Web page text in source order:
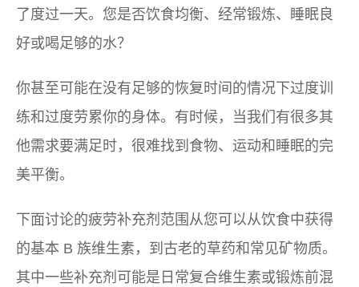
了度过一天。您是否饮食均衡、经常锻炼、睡眠良
好或喝足够的水？
你甚至可能在没有足够的恢复时间的情况下过度训
练和过度劳累你的身体。有时候，当我们有很多其
他需求要满足时，很难找到食物、运动和睡眠的完
美平衡。
下面讨论的疲劳补充剂范围从您可以从饮食中获得
的基本 B 族维生素，到古老的草药和常见矿物质。
其中一些补充剂可能是日常复合维生素或锻炼前混